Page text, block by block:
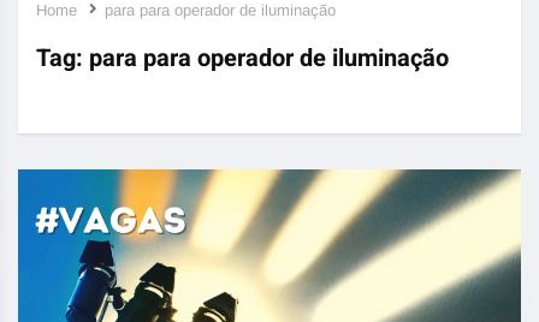
Home para para operador de iluminação
Tag: para para operador de iluminação